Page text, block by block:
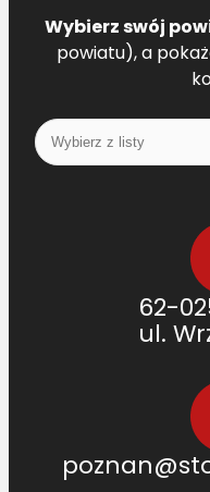
Wybierz swój
powiatu), a
62-
ul.